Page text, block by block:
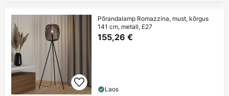
Põrandalamp Romazzina, must, kõrgus
141 cm, metall, E27
155,26 €
Laos